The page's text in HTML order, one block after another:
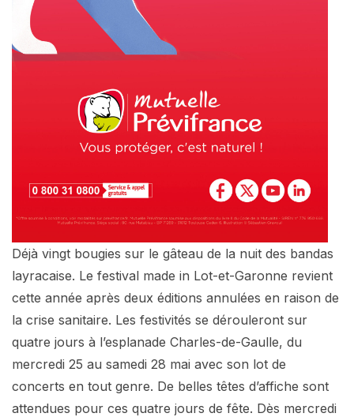
Déjà vingt bougies sur le gâteau de la nuit des bandas
layracaise. Le festival made in Lot-et-Garonne revient
cette année après deux éditions annulées en raison de
la crise sanitaire. Les festivités se dérouleront sur
quatre jours à l’esplanade Charles-de-Gaulle, du
mercredi 25 au samedi 28 mai avec son lot de
concerts en tout genre. De belles têtes d’affiche sont
attendues pour ces quatre jours de fête. Dès mercredi